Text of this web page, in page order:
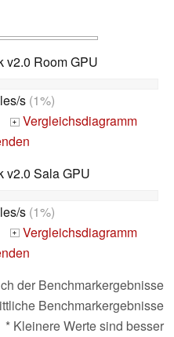
v2.0 Room GPU
s(1%)
+ Vergleichsdiagramm
v2.0 Sala GPU
s(1%)
+ Vergleichsdiagramm
der Benchmarkergebnisse
Benchmarkergebnisse
* Kleinere Werte sind besser